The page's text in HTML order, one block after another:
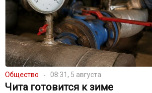
Общество 08:31, 5 августа
Чита готовится к зиме